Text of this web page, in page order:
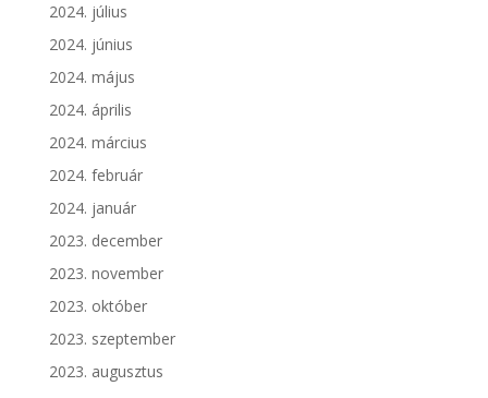
2024. július
2024. június
2024. május
2024. április
2024. március
2024. február
2024. január
2023. december
2023. november
2023. október
2023. szeptember
2023. augusztus